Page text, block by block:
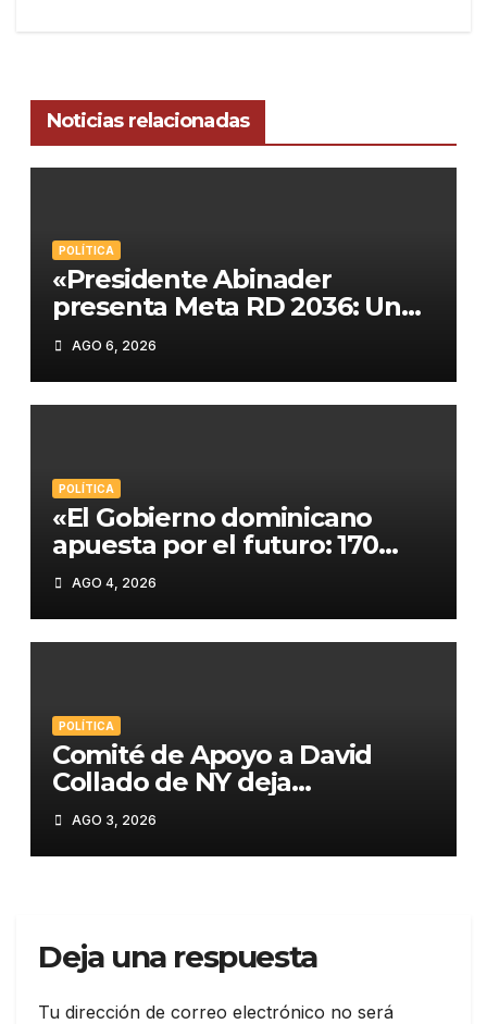
Noticias relacionadas
POLÍTICA
«Presidente Abinader
presenta Meta RD 2036: Un
plan histórico para el
desarrollo de República
Dominicana»
AGO 6, 2026
POLÍTICA
«El Gobierno dominicano
apuesta por el futuro: 170
estudiantes premiados en
STEM»
AGO 4, 2026
POLÍTICA
Comité de Apoyo a David
Collado de NY deja
constituida su estructura en
la Región del Bronx
AGO 3, 2026
Deja una respuesta
Tu dirección de correo electrónico no será